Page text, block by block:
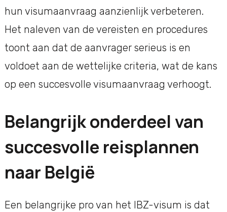
hun visumaanvraag aanzienlijk verbeteren.
Het naleven van de vereisten en procedures
toont aan dat de aanvrager serieus is en
voldoet aan de wettelijke criteria, wat de kans
op een succesvolle visumaanvraag verhoogt.
Belangrijk onderdeel van
succesvolle reisplannen
naar België
Een belangrijke pro van het IBZ-visum is dat